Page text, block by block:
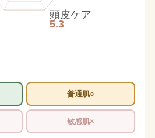
頭皮ケア
5.3
普通肌○
敏感肌×